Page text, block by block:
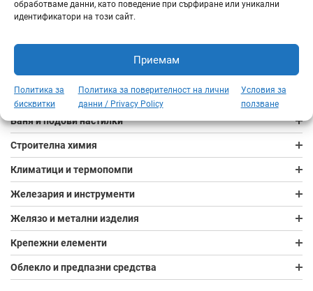
обработваме данни, като поведение при сърфиране или уникални
идентификатори на този сайт.
Приемам
Политика за
бисквитки
Политика за поверителност на лични
данни / Privacy Policy
Условия за
ползване
Сухи стротелни смеси
Сухо строителство
ВиК, ОВК, Тръби
Електроматериали
Баня и подови настилки
Строителна химия
Климатици и термопомпи
Железария и инструменти
Желязо и метални изделия
Крепежни елементи
Облекло и предпазни средства